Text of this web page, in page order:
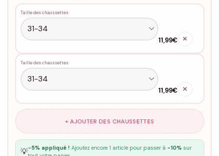
Taille des chaussettes
11,99€ ✕
Taille des chaussettes
11,99€ ✕
+ AJOUTER DES CHAUSSETTES
💡-5% appliqué ! Ajoutez encore 1 article pour passer à -10% sur